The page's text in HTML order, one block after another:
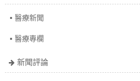
醫療新聞
醫療專欄
新聞評論